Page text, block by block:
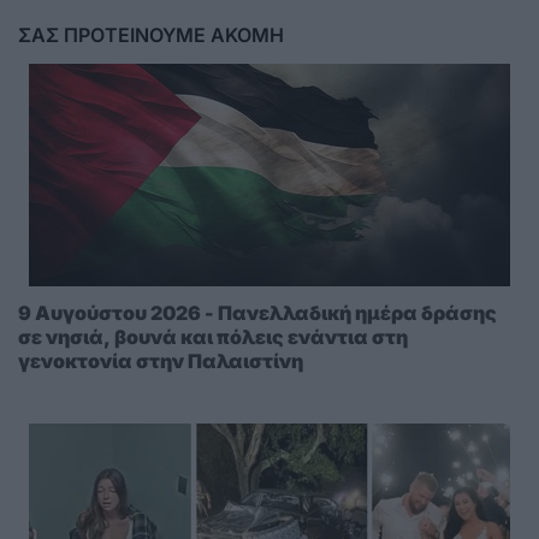
ΣΑΣ ΠΡΟΤΕΙΝΟΥΜΕ ΑΚΟΜΗ
9 Αυγούστου 2026 - Πανελλαδική ημέρα δράσης
σε νησιά, βουνά και πόλεις ενάντια στη
γενοκτονία στην Παλαιστίνη